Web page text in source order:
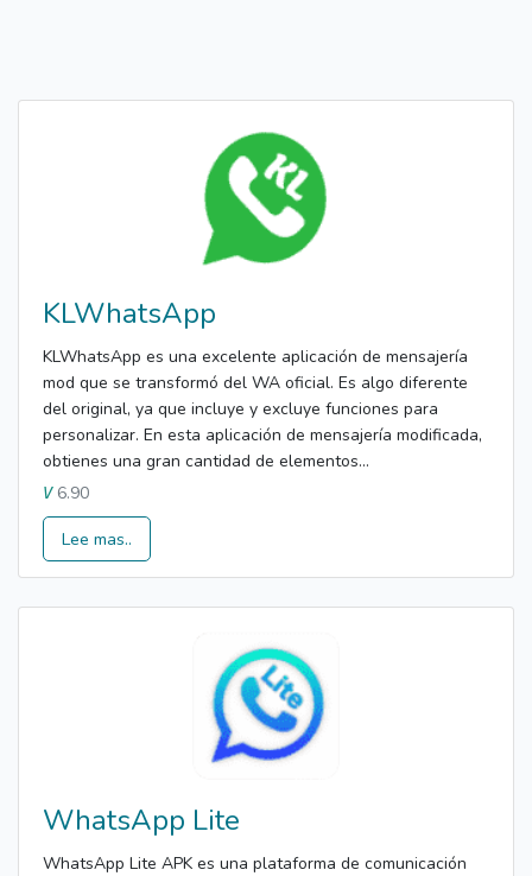
KLWhatsApp
KLWhatsApp es una excelente aplicación de mensajería
mod que se transformó del WA oficial. Es algo diferente
del original, ya que incluye y excluye funciones para
personalizar. En esta aplicación de mensajería modificada,
obtienes una gran cantidad de elementos...
V6.90
Lee mas..
WhatsApp Lite
WhatsApp Lite APK es una plataforma de comunicación